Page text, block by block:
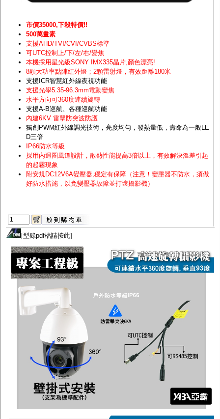
客訂商品
市價35000,下殺特價!!
500萬畫素
支援AHD/TVI/CVI/CVBS標準
可UTC控制上/下/左/右/變焦
本機採用星光級SONY IMX335晶片,顏色漂亮!
8顆大功率點陣紅外燈；2顆雷射燈，有效距離180米
支援ICR智慧紅外線夜視功能
支援光學5.35-96.3mm電動變焦
水平方向可360度連續旋轉
支援A-B巡航、各種巡航功能
內建6KV 雷擊防突波防護
獨創PWM紅外線調光技術，亮度均勻，發熱量低，壽命為一般LE
D三倍
IP66防水等級
採用內迴圈風道設計，散熱性能提高3倍以上，有效解決溫差引起
的起霧現象
附安規DC12V6A變壓器,穩定有保障（注意！變壓器不防水，須做
好防水措施，以免變壓器故障並打壞攝影機）
[型錄pdf檔請按此]